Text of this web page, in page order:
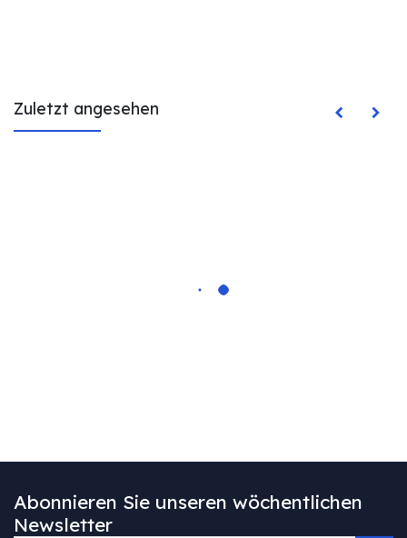
Zuletzt angesehen
Abonnieren Sie unseren wöchentlichen
Newsletter